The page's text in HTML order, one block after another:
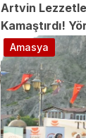
Artvin
Kamaştırdı!
Uğradı
Amasya